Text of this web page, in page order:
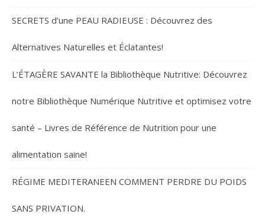
SECRETS d’une PEAU RADIEUSE : Découvrez des
Alternatives Naturelles et Éclatantes!
L’ÉTAGÈRE SAVANTE la Bibliothèque Nutritive: Découvrez
notre Bibliothèque Numérique Nutritive et optimisez votre
santé – Livres de Référence de Nutrition pour une
alimentation saine!
RÉGIME MEDITERANEEN COMMENT PERDRE DU POIDS
SANS PRIVATION.